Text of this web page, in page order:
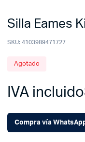
Silla Eames
SKU: 4103989471727
Agotado
IVA incluido
Compra vía